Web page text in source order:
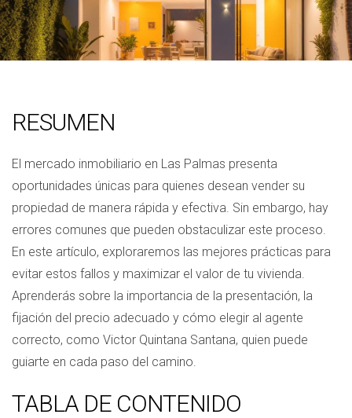
RESUMEN
El mercado inmobiliario en Las Palmas presenta
oportunidades únicas para quienes desean vender su
propiedad de manera rápida y efectiva. Sin embargo, hay
errores comunes que pueden obstaculizar este proceso.
En este artículo, exploraremos las mejores prácticas para
evitar estos fallos y maximizar el valor de tu vivienda.
Aprenderás sobre la importancia de la presentación, la
fijación del precio adecuado y cómo elegir al agente
correcto, como Victor Quintana Santana, quien puede
guiarte en cada paso del camino.
TABLA DE CONTENIDO